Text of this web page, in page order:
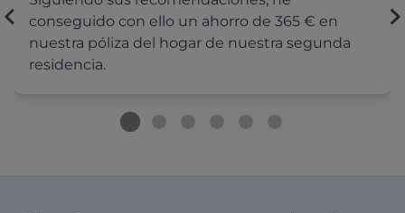
conseguido con ello un ahorro de 365 € en
nuestra póliza del hogar de nuestra segunda
residencia.